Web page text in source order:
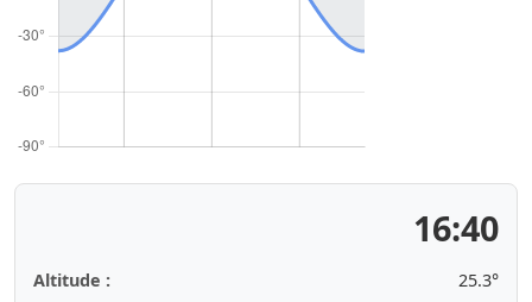
16:41
Altitude :
25.3°